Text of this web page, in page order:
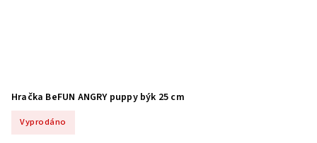
Hračka BeFUN ANGRY puppy býk 25 cm
Vyprodáno